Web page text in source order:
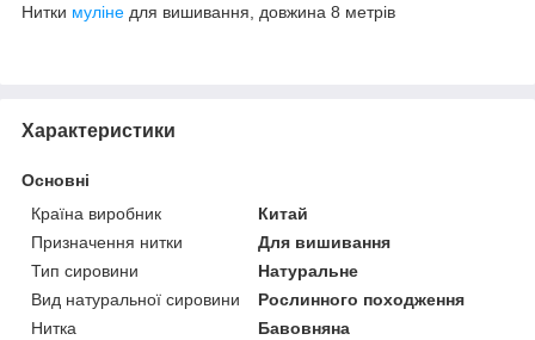
Нитки муліне для вишивання, довжина 8 метрів
Характеристики
Основні
Країна виробник
Китай
Призначення нитки
Для вишивання
Тип сировини
Натуральне
Вид натуральної сировини
Рослинного походження
Нитка
Бавовняна